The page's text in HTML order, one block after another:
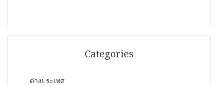
Categories
ต่างประเทศ